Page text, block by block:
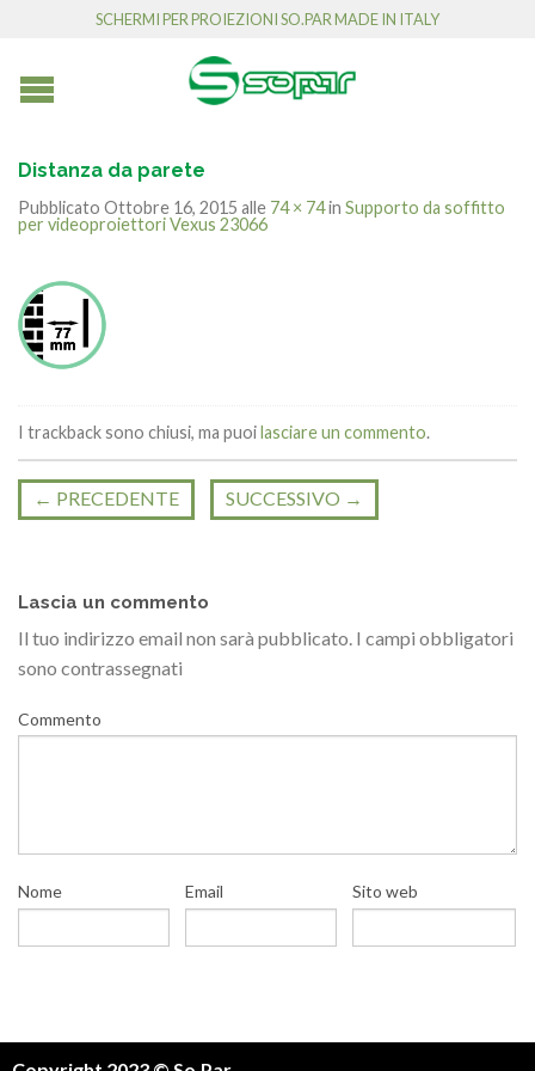
SCHERMI PER PROIEZIONI SO.PAR MADE IN ITALY
Distanza da parete
Pubblicato Ottobre 16, 2015 alle 74 × 74in Supporto da soffitto
per videoproiettori Vexus 23066
I trackback sono chiusi, ma puoilasciare un commento.
← PRECEDENTE SUCCESSIVO →
Lascia un commento
Il tuo indirizzo email non sarà pubblicato. I campi obbligatori
sono contrassegnati
Commento
Nome Email Sito web